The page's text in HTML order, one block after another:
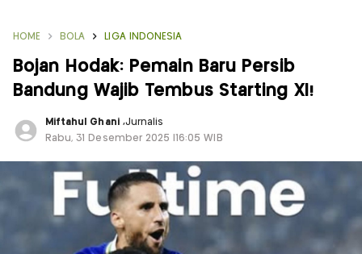
HOME BOLA LIGA INDONESIA
Bojan Hodak: Pemain Baru Persib
Bandung Wajib Tembus Starting XI!
Miftahul Ghani ,Jurnalis
Rabu, 31 Desember 2025 |16:05 WIB